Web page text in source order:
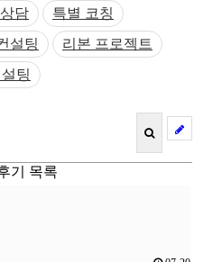
담
특별 코칭
설팅
리본 프로젝트
팅
기 목록